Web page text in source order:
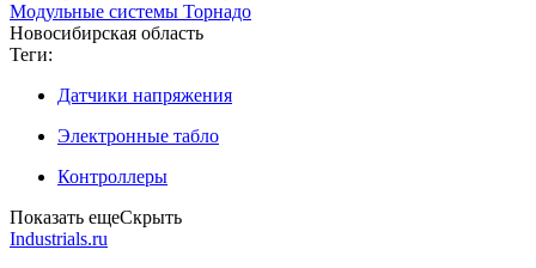
Модульные системы Торнадо
Новосибирская область
Теги:
Датчики напряжения
Электронные табло
Контроллеры
Показать ещеСкрыть
Industrials.ru